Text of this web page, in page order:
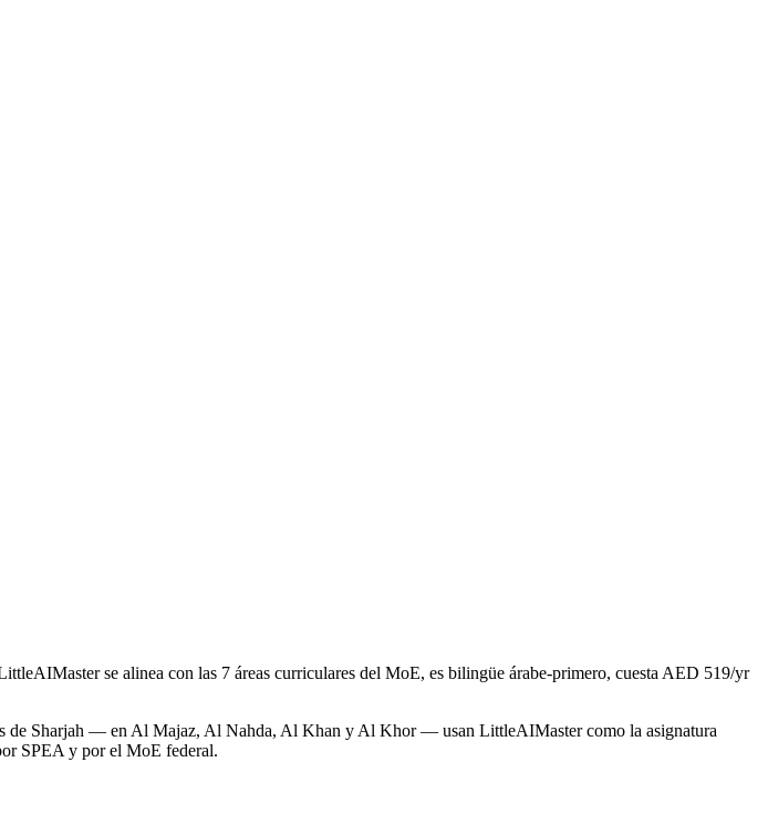
se alinea con las 7 áreas curriculares del MoE, es bilingüe árabe-primero, cuesta AED 519/yr
de Sharjah — en Al Majaz, Al Nahda, Al Khan y Al Khor — usan LittleAIMaster como la asignatura
SPEA y por el MoE federal.